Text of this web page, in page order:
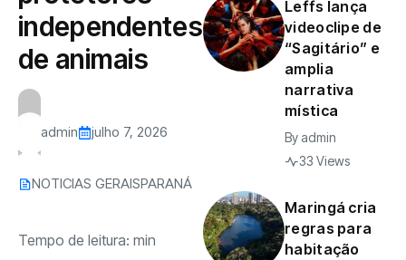
independentes
de animais
admin julho 7, 2026
NOTICIAS GERAISPARANÁ
Tempo de leitura: min
Leffs lança
videoclipe de
“Sagitário” e
amplia
narrativa
mística
By admin
33 Views
Maringá cria
regras para
habitação